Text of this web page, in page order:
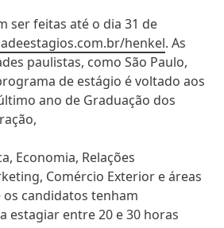
ser feitas até o dia 31 de
henkel. As
paulistas, como São Paulo,
de estágio é voltado aos
ano de Graduação dos
Economia, Relações
Comércio Exterior e áreas
os candidatos tenham
estagiar entre 20 e 30 horas